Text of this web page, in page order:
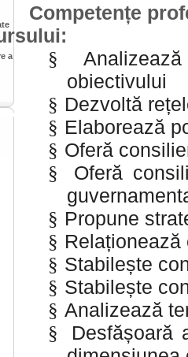
a
Competențe
§
obiectivului
§ Dezvoltă
§ Elaborează
§ Oferă
§
Oferă
§ Propune
§
§ Stabilește
§ Stabilește
§ Analizează
§
Desfășoară